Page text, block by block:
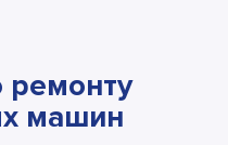
ремонту
машин